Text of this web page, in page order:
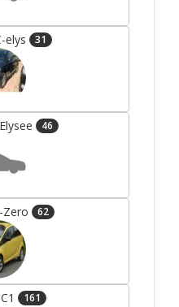
elys 31
46
Zero 62
161